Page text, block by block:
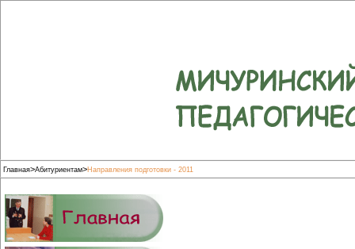
Главная>Абитуриентам>Направления подготовки - 2011